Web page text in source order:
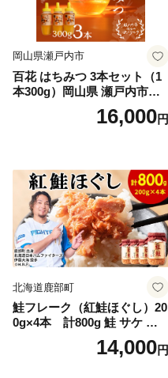
岡山県瀬戸内市
百花 はちみつ 3本セット（1
本300g）岡山県 瀬戸内市産
石黒農園 ヨーグルト パン 砂
糖の代わり 香り高い いい香
16,000円
北海道鹿部町
鮭フレーク（紅鮭ほぐし）20
0g×4本 計800g 鮭 サケ 鮭
ほぐし サケフレーク シャケ
フレーク 鮭フレーク14,000円